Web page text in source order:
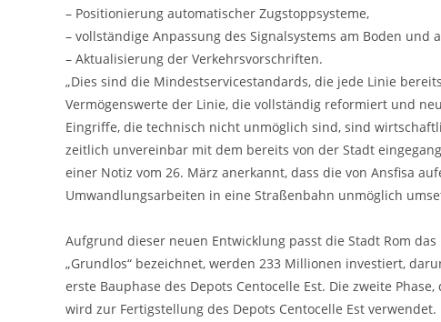
– Positionierung automatischer Zugstoppsysteme,
– vollständige Anpassung des Signalsystems am Boden und
– Aktualisierung der Verkehrsvorschriften.
„Dies sind die Mindestservicestandards, die jede Linie
Vermögenswerte der Linie, die vollständig reformiert und
Eingriffe, die technisch nicht unmöglich sind, sind
zeitlich unvereinbar mit dem bereits von der Stadt
einer Notiz vom 26. März anerkannt, dass die von Ansfisa
Umwandlungsarbeiten in eine Straßenbahn unmöglich
Aufgrund dieser neuen Entwicklung passt die Stadt Rom
„Grundlos“ bezeichnet, werden 233 Millionen investiert,
erste Bauphase des Depots Centocelle Est. Die zweite
wird zur Fertigstellung des Depots Centocelle Est verwendet.